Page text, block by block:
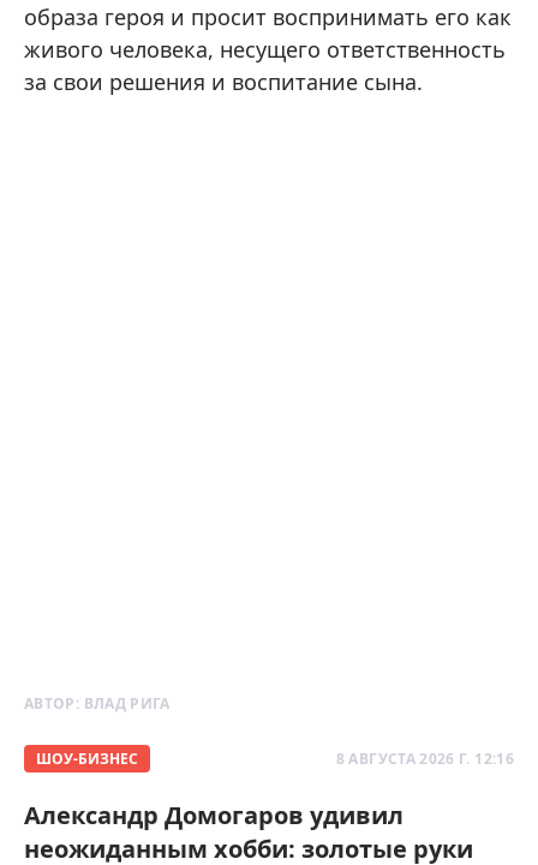
образа героя и просит воспринимать его как
живого человека, несущего ответственность
за свои решения и воспитание сына.
АВТОР: ВЛАД РИГА
ШОУ-БИЗНЕС 8 АВГУСТА 2026 Г. 12:16
Александр Домогаров удивил
неожиданным хобби: золотые руки